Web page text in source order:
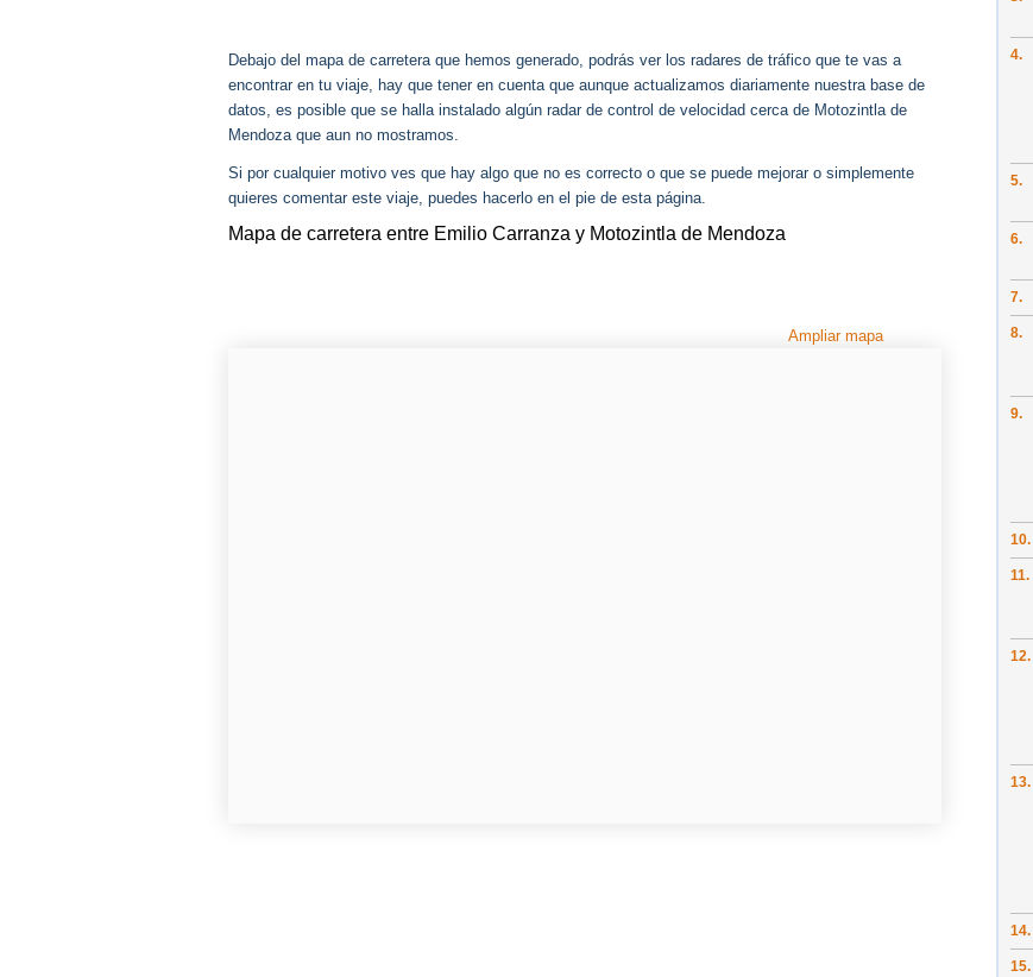
Debajo del mapa de carretera que hemos generado, podrás ver los radares de tráfico que te vas a
encontrar en tu viaje, hay que tener en cuenta que aunque actualizamos diariamente nuestra base de
datos, es posible que se halla instalado algún radar de control de velocidad cerca de Motozintla de
Mendoza que aun no mostramos.
Si por cualquier motivo ves que hay algo que no es correcto o que se puede mejorar o simplemente
quieres comentar este viaje, puedes hacerlo en el pie de esta página.
Mapa de carretera entre Emilio Carranza y Motozintla de Mendoza
Ampliar mapa
4.
5.
6.
7.
8.
9.
10.
11.
12.
13.
14.
15.